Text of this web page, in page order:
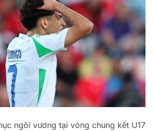
ngôi vương tại vòng chung kết U17